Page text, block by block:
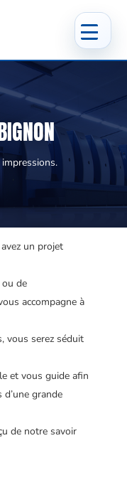
un projet
ou de
accompagne à
vous serez séduit
et vous guide afin
grande
de notre savoir